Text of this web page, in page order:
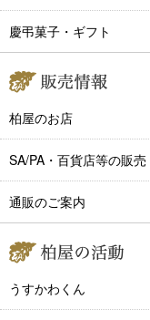
慶弔菓子・ギフト
柏屋のお店
SA/PA・百貨店等の販
通販のご案内
うすかわくん